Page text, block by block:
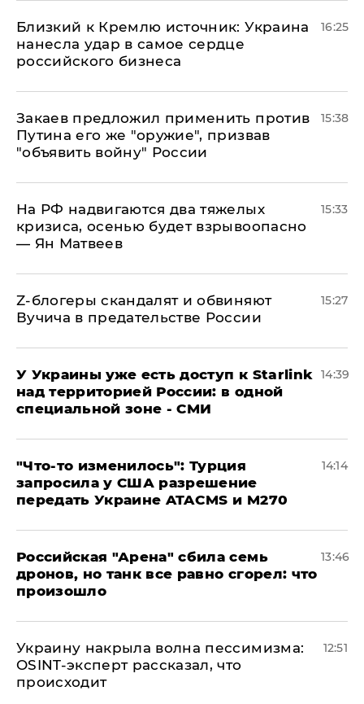
Близкий к Кремлю источник: Украина
нанесла удар в самое сердце
российского бизнеса
16:25
Закаев предложил применить против
Путина его же "оружие", призвав
"объявить войну" России
15:38
На РФ надвигаются два тяжелых
кризиса, осенью будет взрывоопасно
— Ян Матвеев
15:33
Z-блогеры скандалят и обвиняют
Вучича в предательстве России
15:27
У Украины уже есть доступ к Starlink
над территорией России: в одной
специальной зоне - СМИ
14:39
​"Что-то изменилось": Турция
запросила у США разрешение
передать Украине ATACMS и M270
14:14
​Российская "Арена" сбила семь
дронов, но танк все равно сгорел: что
произошло
13:46
​Украину накрыла волна пессимизма:
OSINT-эксперт рассказал, что
происходит
12:51